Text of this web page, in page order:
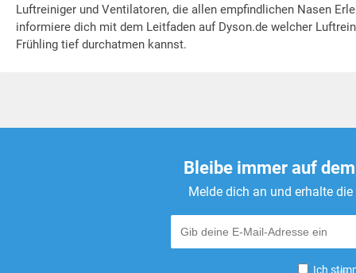
Luftreiniger und Ventilatoren, die allen empfindlichen Nasen
informiere dich mit dem Leitfaden auf Dyson.de welcher
Frühling tief durchatmen kannst.
Bleibe immer auf
Melde dich an und erhalte
Ich